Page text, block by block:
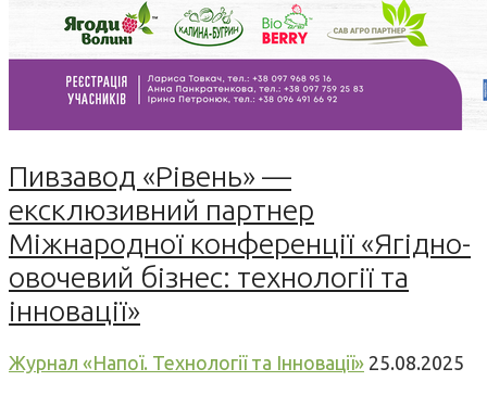
Пивзавод «Рівень» —
ексклюзивний партнер
Міжнародної конференції «Ягідно-
овочевий бізнес: технології та
інновації»
Журнал «Напої. Технології та Інновації» 25.08.2025